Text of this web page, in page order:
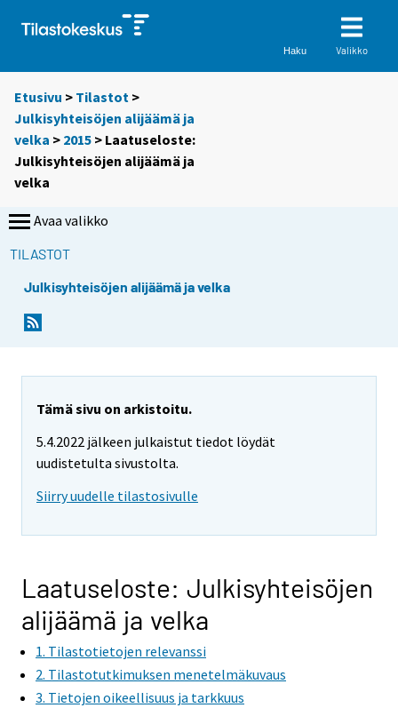
Haku Valikko
Etusivu > Tilastot >
Julkisyhteisöjen alijäämä ja
velka > 2015 > Laatuseloste:
Julkisyhteisöjen alijäämä ja
velka
Avaa valikko
TILASTOT
Julkisyhteisöjen alijäämä ja velka
Tämä sivu on arkistoitu.
5.4.2022 jälkeen julkaistut tiedot löydät
uudistetulta sivustolta.
Siirry uudelle tilastosivulle
Laatuseloste: Julkisyhteisöjen
alijäämä ja velka
1. Tilastotietojen relevanssi
2. Tilastotutkimuksen menetelmäkuvaus
3. Tietojen oikeellisuus ja tarkkuus